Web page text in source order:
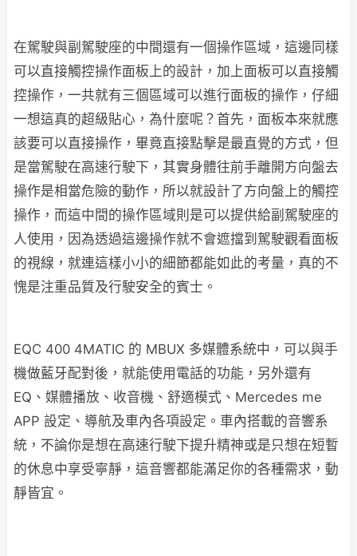
在駕駛與副駕駛座的中間還有一個操作區域，這邊同樣
可以直接觸控操作面板上的設計，加上面板可以直接觸
控操作，一共就有三個區域可以進行面板的操作，仔細
一想這真的超級貼心，為什麼呢？首先，面板本來就應
該要可以直接操作，畢竟直接點擊是最直覺的方式，但
是當駕駛在高速行駛下，其實身體往前手離開方向盤去
操作是相當危險的動作，所以就設計了方向盤上的觸控
操作，而這中間的操作區域則是可以提供給副駕駛座的
人使用，因為透過這邊操作就不會遮擋到駕駛觀看面板
的視線，就連這樣小小的細節都能如此的考量，真的不
愧是注重品質及行駛安全的賓士。
EQC 400 4MATIC 的 MBUX 多媒體系統中，可以與手
機做藍牙配對後，就能使用電話的功能，另外還有
EQ、媒體播放、收音機、舒適模式、Mercedes me
APP 設定、導航及車內各項設定。車內搭載的音響系
統，不論你是想在高速行駛下提升精神或是只想在短暫
的休息中享受寧靜，這音響都能滿足你的各種需求，動
靜皆宜。